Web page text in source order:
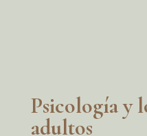
Psicología y
adultos